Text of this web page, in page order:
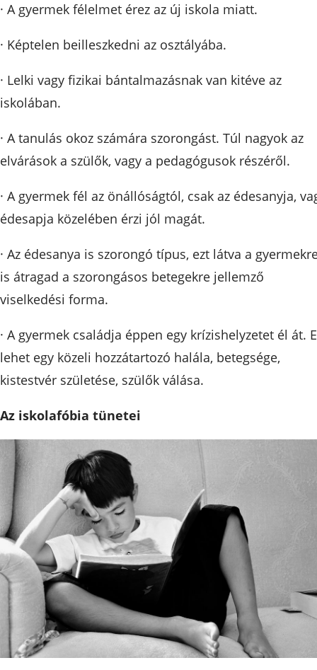
· A gyermek félelmet érez az új iskola miatt.
· Képtelen beilleszkedni az osztályába.
· Lelki vagy fizikai bántalmazásnak van kitéve az
iskolában.
· A tanulás okoz számára szorongást. Túl nagyok az
elvárások a szülők, vagy a pedagógusok részéről.
· A gyermek fél az önállóságtól, csak az édesanyja,
édesapja közelében érzi jól magát.
· Az édesanya is szorongó típus, ezt látva a
is átragad a szorongásos betegekre jellemző
viselkedési forma.
· A gyermek családja éppen egy krízishelyzetet él át.
lehet egy közeli hozzátartozó halála, betegsége,
kistestvér születése, szülők válása.
Az iskolafóbia tünetei